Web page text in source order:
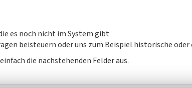
es noch nicht im System gibt
beisteuern oder uns zum Beispiel historische oder
die nachstehenden Felder aus.